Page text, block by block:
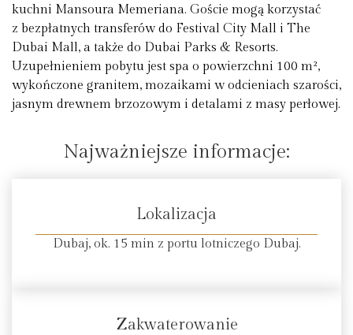
kuchni Mansoura Memeriana. Goście mogą korzystać
z bezpłatnych transferów do Festival City Mall i The
Dubai Mall, a także do Dubai Parks & Resorts.
Uzupełnieniem pobytu jest spa o powierzchni 100 m²,
wykończone granitem, mozaikami w odcieniach szarości,
jasnym drewnem brzozowym i detalami z masy perłowej.
Najważniejsze informacje:
Lokalizacja
Dubaj, ok. 15 min z portu lotniczego Dubaj.
Zakwaterowanie